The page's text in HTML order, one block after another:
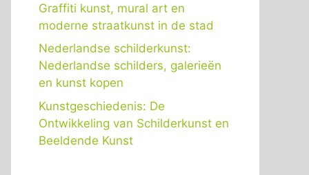
Graffiti kunst, mural art en
moderne straatkunst in de stad
Nederlandse schilderkunst:
Nederlandse schilders, galerieën
en kunst kopen
Kunstgeschiedenis: De
Ontwikkeling van Schilderkunst en
Beeldende Kunst